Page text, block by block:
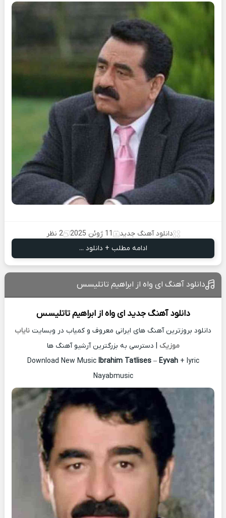
دانلود آهنگ جدید 11 ژوئن 2025
2 نظر
ادامه مطلب + دانلود ...
دانلود آهنگ ای واه از ابراهیم تاتلیسس
دانلود آهنگ جدید ای واه ازابراهیم تاتلیسس
دانلود بروزترین آهنگ های ایرانی معروف و کمیاب در وبسایت نایاب
موزیک | دسترسی به بزرگترین آرشیو آهنگ ها
Download New Music Ibrahim Tatlises– Eyvah+ lyric
Nayabmusic